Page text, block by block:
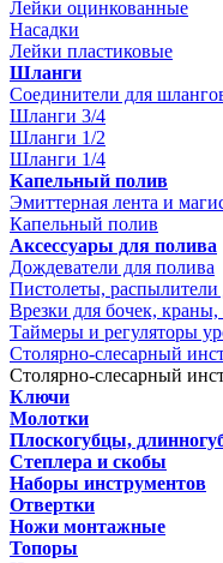
Лейки оцинкованные
Насадки
Лейки пластиковые
Шланги
Соединители для
Шланги 3/4
Шланги 1/2
Шланги 1/4
Капельный полив
Эмиттерная лента и
Капельный полив
Аксессуары для полива
Дождеватели для полива
Пистолеты, распылители
Врезки для бочек,
Таймеры и регуляторы
Столярно-слесарный
Столярно-слесарный
Ключи
Молотки
Плоскогубцы,
Степлера и скобы
Наборы инструментов
Отвертки
Ножи монтажные
Топоры